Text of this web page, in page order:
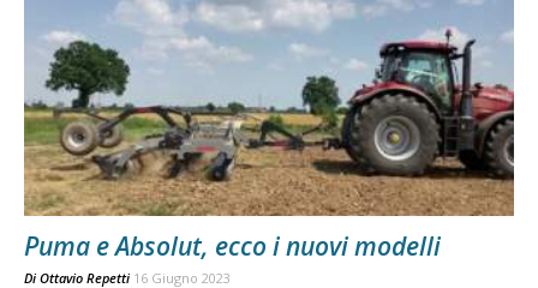
Puma e Absolut, ecco i nuovi modelli
Di Ottavio Repetti 16 Giugno 2023